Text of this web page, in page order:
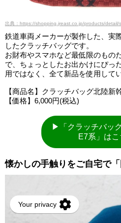
出典：https://shopping.jreast.co.jp/products/
鉄道車両メーカーが製作した、実
したクラッチバッグです。
お財布やスマホなど最低限のもの
で、ちょっとしたお出かけにぴっ
用ではなく、全て新品を使用して
【商品名】クラッチバッグ北陸新
【価格】6,000円(税込)
▶「クラッチバッ
E7系」はこ
懐かしの手触りをご自宅で「